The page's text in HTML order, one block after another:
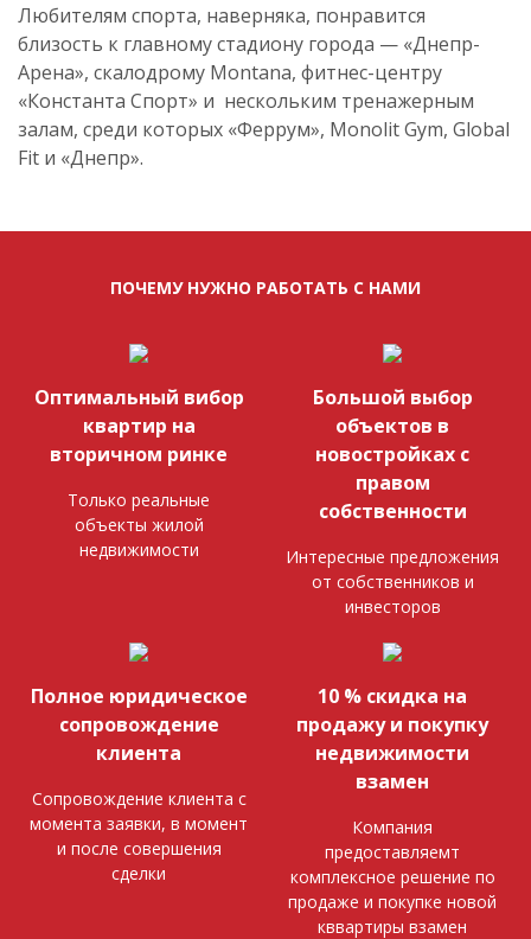
Любителям спорта, наверняка, понравится
близость к главному стадиону города — «Днепр-
Арена», скалодрому Montana, фитнес-центру
«Константа Спорт» и нескольким тренажерным
залам, среди которых «Феррум», Monolit Gym, Global
Fit и «Днепр».
ПОЧЕМУ НУЖНО РАБОТАТЬ С НАМИ
Оптимальный вибор
квартир на
вторичном ринке
Только реальные
объекты жилой
недвижимости
Большой выбор
объектов в
новостройках с
правом
собственности
Интересные предложения
от собственников и
инвесторов
Полное юридическое
сопровождение
клиента
Сопровождение клиента с
момента заявки, в момент
и после совершения
сделки
10 % скидка на
продажу и покупку
недвижимости
взамен
Компания
предоставляемт
комплексное решение по
продаже и покупке новой
кввартиры взамен